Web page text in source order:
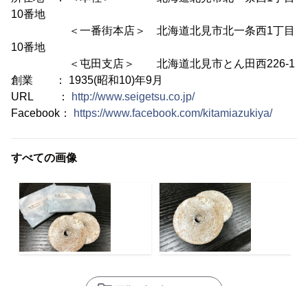
10番地
＜一番街本店＞ 北海道北見市北一条西1丁目
10番地
＜屯田支店＞ 北海道北見市とん田西226-1
創業 ： 1935(昭和10)年9月
URL ：
http://www.seigetsu.co.jp/
Facebook：
https://www.facebook.com/kitamiazukiya/
すべての画像